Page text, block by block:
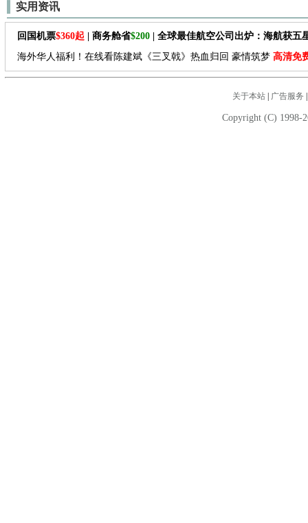
实用资讯
回国机票$360起 | 商务舱省$200 | 全球最佳航空公司出炉：海航获五
海外华人福利！在线看陈建斌《三叉戟》热血归回 豪情筑梦 高清免
关于本站| 广告服务
Copyright (C) 1998-